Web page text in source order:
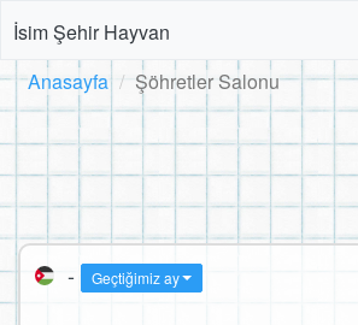
İsim Şehir Hayvan
Anasayfa Şöhretler Salonu
- Geçtiğimiz ay